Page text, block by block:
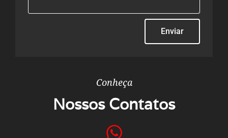
Conheça
Nossos Contatos
Enviar